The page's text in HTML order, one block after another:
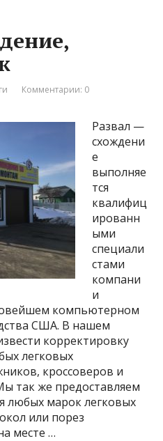
Комментарии: 0
Развал —
схождени
е
выполняе
тся
квалифиц
ированн
ыми
специали
стами
компани
и
компьютерном
США. В нашем
корректировку
легковых
кроссоверов и
так же предоставляем
любых марок легковых
или порез
месте …